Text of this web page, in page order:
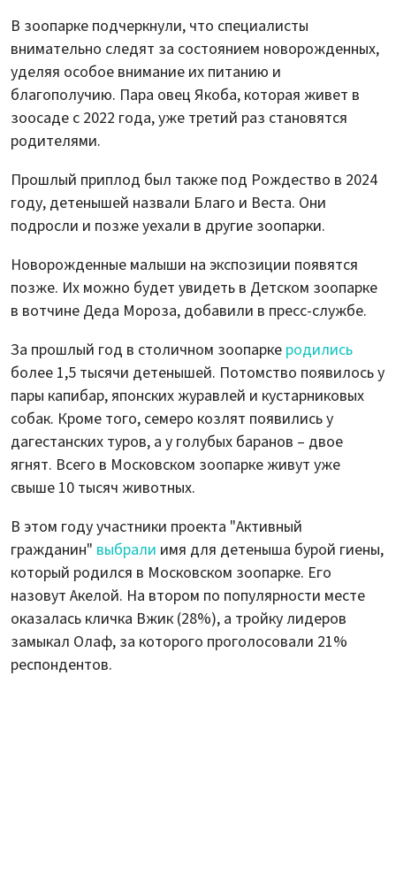
В зоопарке подчеркнули, что специалисты
внимательно следят за состоянием новорожденных,
уделяя особое внимание их питанию и
благополучию. Пара овец Якоба, которая живет в
зоосаде с 2022 года, уже третий раз становятся
родителями.
Прошлый приплод был также под Рождество в 2024
году, детенышей назвали Благо и Веста. Они
подросли и позже уехали в другие зоопарки.
Новорожденные малыши на экспозиции появятся
позже. Их можно будет увидеть в Детском зоопарке
в вотчине Деда Мороза, добавили в пресс-службе.
За прошлый год в столичном зоопарке родились
более 1,5 тысячи детенышей. Потомство появилось у
пары капибар, японских журавлей и кустарниковых
собак. Кроме того, семеро козлят появились у
дагестанских туров, а у голубых баранов – двое
ягнят. Всего в Московском зоопарке живут уже
свыше 10 тысяч животных.
В этом году участники проекта "Активный
гражданин" выбрали имя для детеныша бурой гиены,
который родился в Московском зоопарке. Его
назовут Акелой. На втором по популярности месте
оказалась кличка Вжик (28%), а тройку лидеров
замыкал Олаф, за которого проголосовали 21%
респондентов.